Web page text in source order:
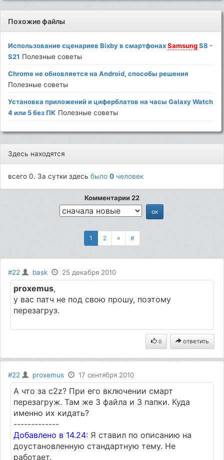
Похожие файлы
Использование сценариев Bixby в смартфонахSamsungS8 -
S21 Полезные советы
Chrome не обновляется на Android, способы решения
Полезные советы
Установка приложений и циферблатов на часы Galaxy Watch
4 или 5 без ПК Полезные советы
Здесь находятся
всего 0. За сутки здесьбыло0 человек
Комментарии 22
1 2 » #
#22 bask 25 декабря 2010
proxemus,
у вас патч не под свою прошу, поэтому
перезагруз.
0 ответить
#22 proxemus 17 сентября 2010
A что за с2z? При его включении смарт
перезагруж. Там же 3 файла и 3 папки. Куда
именно их кидать?
-------------
Добавлено в 14.24: Я ставил по описанию на
доустановленную стандартную тему. Не
работает.